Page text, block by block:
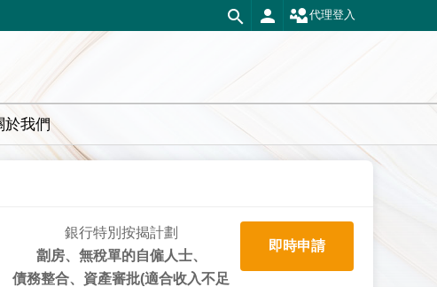
代理登入
於我們
銀行特別按揭計劃
劏房、無稅單的自僱人士、
債務整合、資產審批(適合收入不足
即時申請